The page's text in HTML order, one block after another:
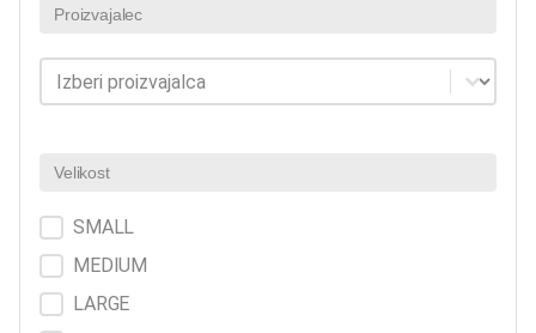
Proizvajalec
Proizvajalec
Proizvajalec
Velikost
Velikost
SMALL
MEDIUM
LARGE